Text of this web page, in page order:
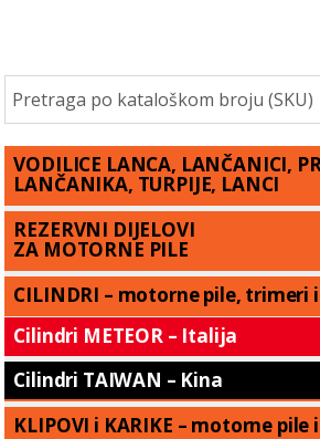
VODILICE LANCA, LANČANICI,
LANČANIKA, TURPIJE, LANCI
REZERVNI DIJELOVI
ZA MOTORNE PILE
CILINDRI – motorne pile, trimeri
Cilindri METEOR – Italija
Cilindri TAIWAN – Kina
KLIPOVI i KARIKE – motorne